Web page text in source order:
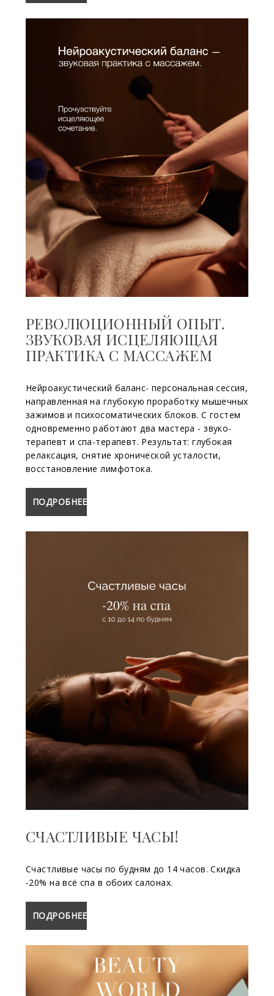
РЕВОЛЮЦИОННЫЙ ОПЫТ.
ЗВУКОВАЯ ИСЦЕЛЯЮЩАЯ
ПРАКТИКА С МАССАЖЕМ
Нейроакустический баланс- персональная сессия,
направленная на глубокую проработку мышечных
зажимов и психосоматических блоков. С гостем
одновременно работают два мастера - звуко-
терапевт и спа-терапевт. Результат: глубокая
релаксация, снятие хронической усталости,
восстановление лимфотока.
ПОДРОБНЕЕ
CЧАСТЛИВЫЕ ЧАСЫ!
Счастливые часы по будням до 14 часов. Скидка
-20% на всё спа в обоих салонах.
ПОДРОБНЕЕ